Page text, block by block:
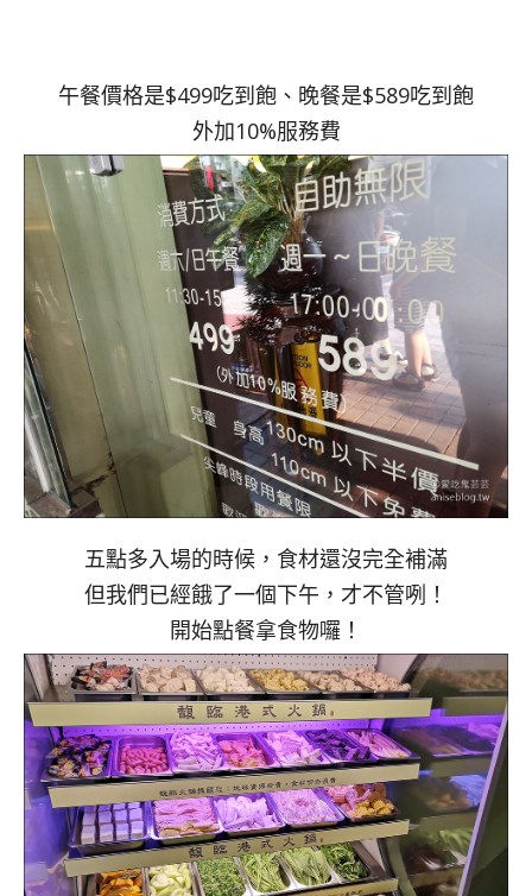
午餐價格是$499吃到飽、晚餐是$589吃到飽
外加10%服務費
五點多入場的時候，食材還沒完全補滿
但我們已經餓了一個下午，才不管咧！
開始點餐拿食物囉！